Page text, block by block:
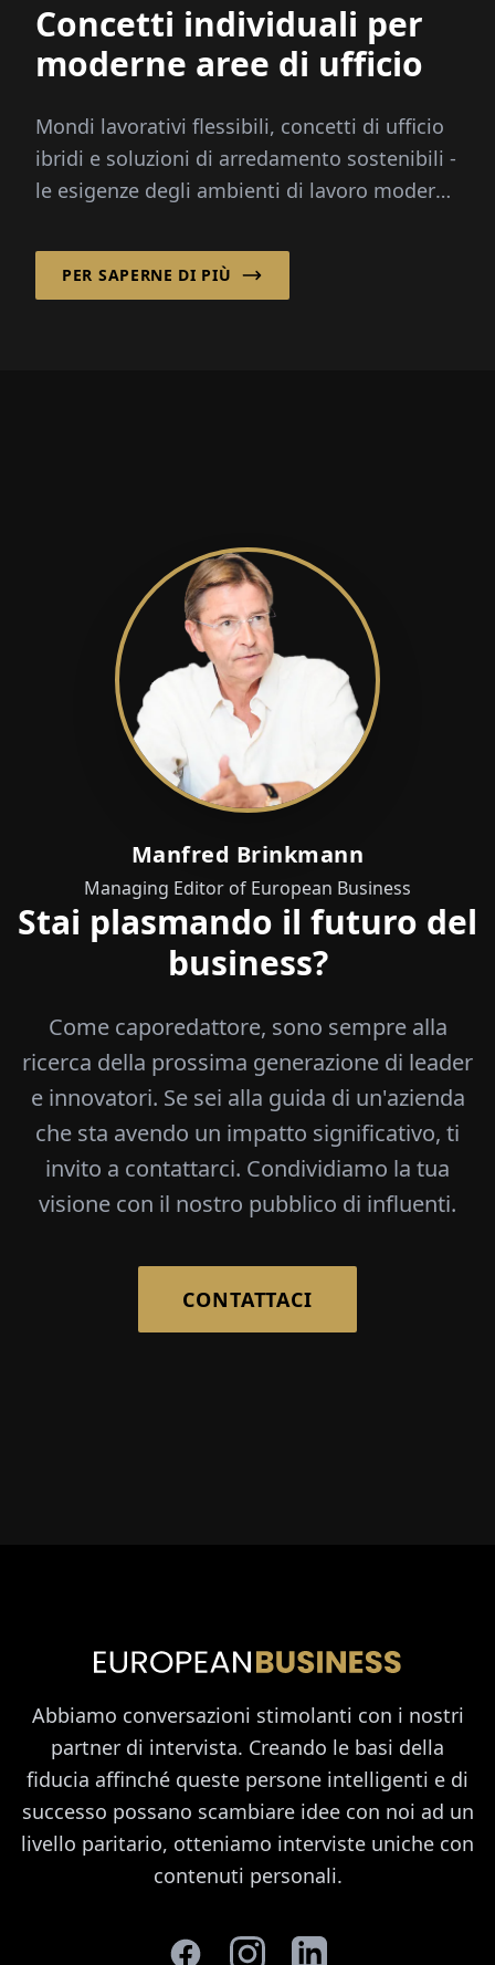
Concetti individuali per
moderne aree di ufficio
Mondi lavorativi flessibili, concetti di ufficio
ibridi e soluzioni di arredamento sostenibili -
le esigenze degli ambienti di lavoro moderni
PER SAPERNE DI PIÙ
Manfred Brinkmann
Managing Editor of European Business
Stai plasmando il futuro del
business?
Come caporedattore, sono sempre alla
ricerca della prossima generazione di leader
e innovatori. Se sei alla guida di un'azienda
che sta avendo un impatto significativo, ti
invito a contattarci. Condividiamo la tua
visione con il nostro pubblico di influenti.
CONTATTACI
Abbiamo conversazioni stimolanti con i nostri
partner di intervista. Creando le basi della
fiducia affinché queste persone intelligenti e di
successo possano scambiare idee con noi ad un
livello paritario, otteniamo interviste uniche con
contenuti personali.